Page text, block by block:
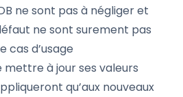
ne sont pas à négliger et
ne sont surement pas
cas d’usage
mettre à jour ses valeurs
qu’aux nouveaux